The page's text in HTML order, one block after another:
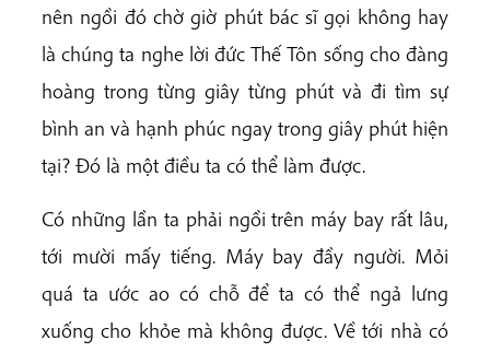
nên ngồi đó chờ giờ phút bác sĩ gọi không hay
là chúng ta nghe lời đức Thế Tôn sống cho đàng
hoàng trong từng giây từng phút và đi tìm sự
bình an và hạnh phúc ngay trong giây phút hiện
tại? Đó là một điều ta có thể làm được.
Có những lần ta phải ngồi trên máy bay rất lâu,
tới mười mấy tiếng. Máy bay đầy người. Mỏi
quá ta ước ao có chỗ để ta có thể ngả lưng
xuống cho khỏe mà không được. Về tới nhà có